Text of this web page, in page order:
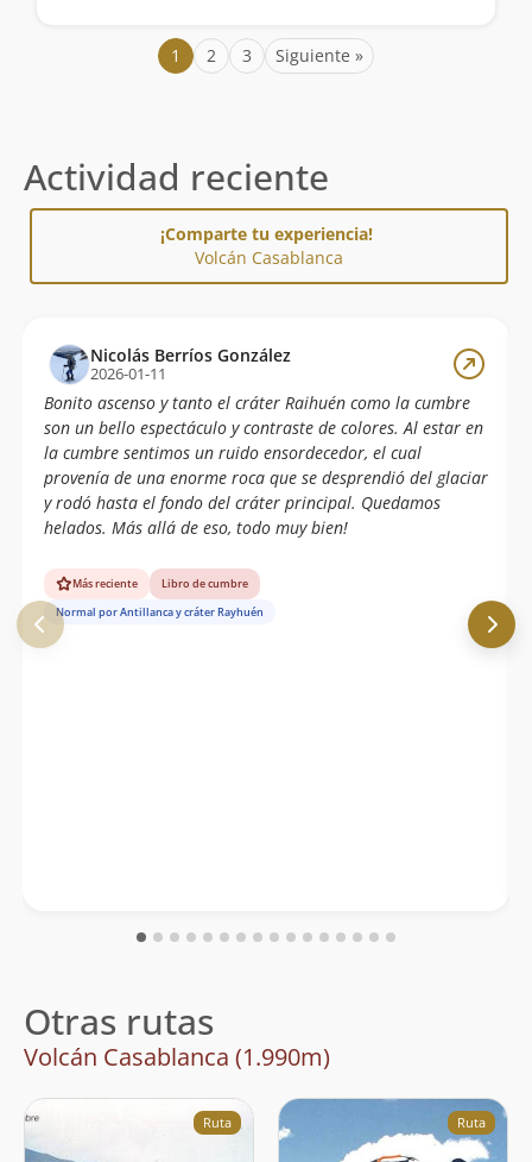
1 2 3 Siguiente »
Actividad reciente
¡Comparte tu experiencia!
Volcán Casablanca
Nicolás Berríos González
2026-01-11
Bonito ascenso y tanto el cráter Raihuén como la cumbre
son un bello espectáculo y contraste de colores. Al estar en
la cumbre sentimos un ruido ensordecedor, el cual
provenía de una enorme roca que se desprendió del glaciar
y rodó hasta el fondo del cráter principal. Quedamos
helados. Más allá de eso, todo muy bien!
Más reciente
Libro de cumbre
Normal por Antillanca y cráter Rayhuén
Otras rutas
Volcán Casablanca (1.990m)
Ruta Ruta